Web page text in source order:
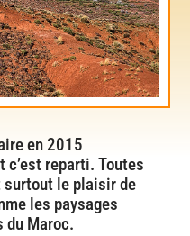
en 2015
c’est reparti. Toutes
surtout le plaisir de
les paysages
du Maroc.